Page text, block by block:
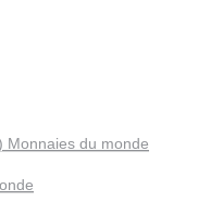
Monnaies du monde